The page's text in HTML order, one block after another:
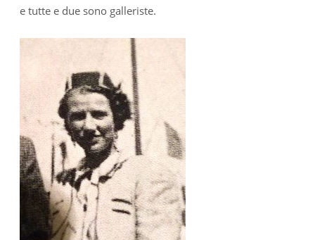
e tutte e due sono galleriste.